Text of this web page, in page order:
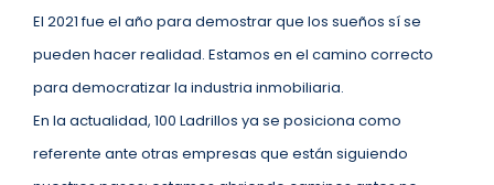
El 2021 fue el año para demostrar que los sueños sí se
pueden hacer realidad. Estamos en el camino correcto
para democratizar la industria inmobiliaria.
En la actualidad, 100 Ladrillos ya se posiciona como
referente ante otras empresas que están siguiendo